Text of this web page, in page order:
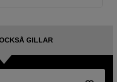
GILLAR